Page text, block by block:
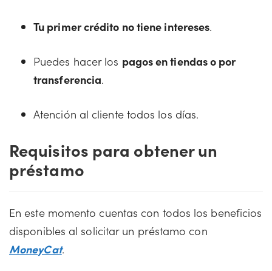
Tu primer crédito no tiene intereses.
Puedes hacer los pagos en tiendas o por
transferencia.
Atención al cliente todos los días.
Requisitos para obtener un
préstamo
En este momento cuentas con todos los beneficios
disponibles al solicitar un préstamo con
MoneyCat.